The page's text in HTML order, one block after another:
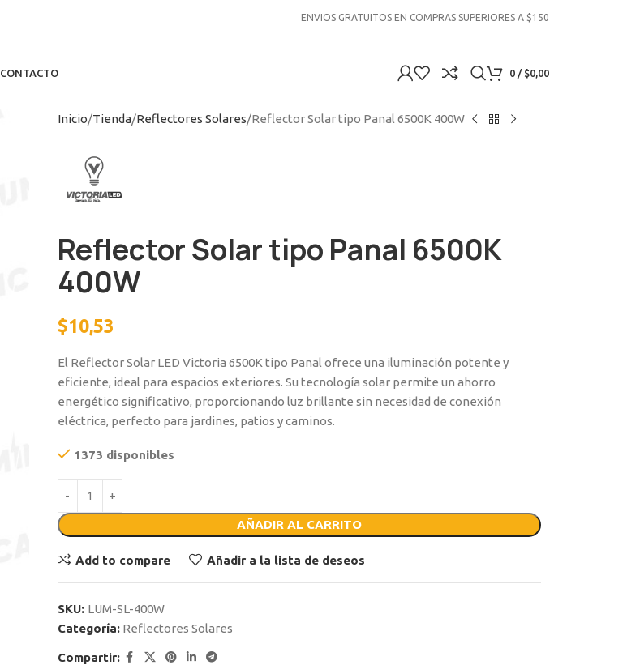
ENVIOS GRATUITOS EN COMPRAS SUPERIORES A $150
CONTACTO 0 / $0,00
Inicio Tienda Reflectores Solares Reflector Solar tipo Panal 6500K 400W
Reflector Solar tipo Panal 6500K
400W
$10,53
El Reflector Solar LED Victoria 6500K tipo Panal ofrece una iluminación potente y
eficiente, ideal para espacios exteriores. Su tecnología solar permite un ahorro
energético significativo, proporcionando luz brillante sin necesidad de conexión
eléctrica, perfecto para jardines, patios y caminos.
1373 disponibles
AÑADIR AL CARRITO
Add to compare Añadir a la lista de deseos
SKU: LUM-SL-400W
Categoría: Reflectores Solares
Compartir: